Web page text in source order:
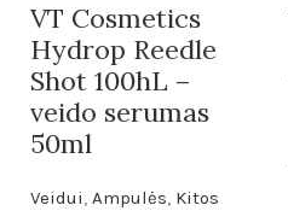
VT Cosmetics
Hydrop Reedle
Shot 100hL –
veido serumas
50ml
Veidui, Ampulės, Kitos